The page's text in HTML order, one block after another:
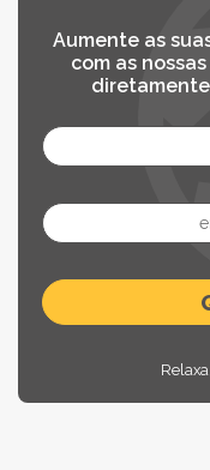
Aumente as
com as